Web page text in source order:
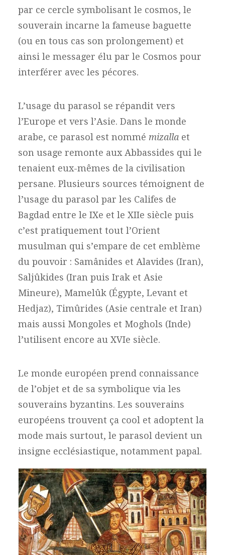
par ce cercle symbolisant le cosmos, le
souverain incarne la fameuse baguette
(ou en tous cas son prolongement) et
ainsi le messager élu par le Cosmos pour
interférer avec les pécores.
L’usage du parasol se répandit vers
l’Europe et vers l’Asie. Dans le monde
arabe, ce parasol est nommé mizalla et
son usage remonte aux Abbassides qui le
tenaient eux-mêmes de la civilisation
persane. Plusieurs sources témoignent de
l’usage du parasol par les Califes de
Bagdad entre le IXe et le XIIe siècle puis
c’est pratiquement tout l’Orient
musulman qui s’empare de cet emblème
du pouvoir : Samânides et Alavides (Iran),
Saljûkides (Iran puis Irak et Asie
Mineure), Mamelûk (Égypte, Levant et
Hedjaz), Timûrides (Asie centrale et Iran)
mais aussi Mongoles et Moghols (Inde)
l’utilisent encore au XVIe siècle.
Le monde européen prend connaissance
de l’objet et de sa symbolique via les
souverains byzantins. Les souverains
européens trouvent ça cool et adoptent la
mode mais surtout, le parasol devient un
insigne ecclésiastique, notamment papal.